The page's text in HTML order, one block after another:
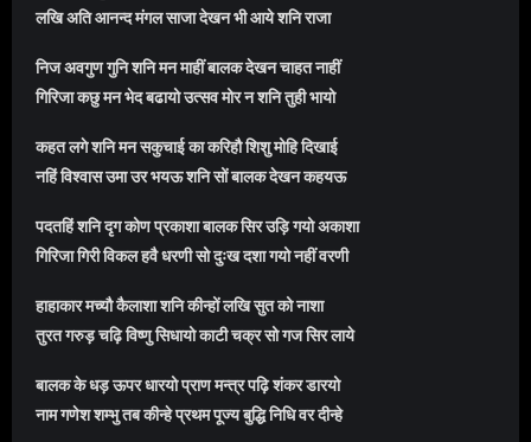
लखि अति आनन्द मंगल साजा देखन भी आये शनि राजा
निज अवगुण गुनि शनि मन माहीं बालक देखन चाहत नाहीं
गिरिजा कछु मन भेद बढायो उत्सव मोर न शनि तुही भायो
कहत लगे शनि मन सकुचाई का करिहौ शिशु मोहि दिखाई
नहिं विश्वास उमा उर भयऊ शनि सों बालक देखन कहयऊ
पदतहिं शनि दृग कोण प्रकाशा बालक सिर उड़ि गयो अकाशा
गिरिजा गिरी विकल हवै धरणी सो दुःख दशा गयो नहीं वरणी
हाहाकार मच्यौ कैलाशा शनि कीन्हों लखि सुत को नाशा
तुरत गरुड़ चढ़ि विष्णु सिधायो काटी चक्र सो गज सिर लाये
बालक के धड़ ऊपर धारयो प्राण मन्त्र पढ़ि शंकर डारयो
नाम गणेश शम्भु तब कीन्हे प्रथम पूज्य बुद्धि निधि वर दीन्हे